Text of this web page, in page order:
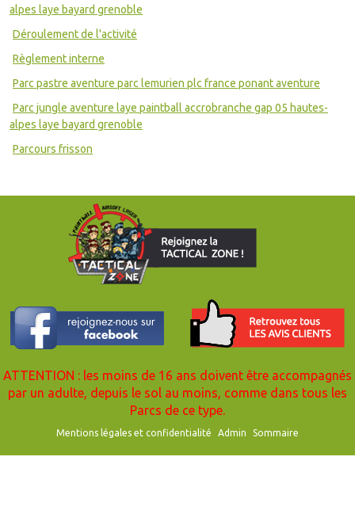
alpes laye bayard grenoble
Déroulement de l'activité
Règlement interne
Parc pastre aventure parc lemurien plc france ponant aventure
Parc jungle aventure laye paintball accrobranche gap 05 hautes-
alpes laye bayard grenoble
Parcours frisson
ATTENTION : les moins de 16 ans doivent être accompagnés
par un adulte, depuis le sol au moins, comme dans tous les
Parcs de ce type.
Mentions légales et confidentialité Admin Sommaire